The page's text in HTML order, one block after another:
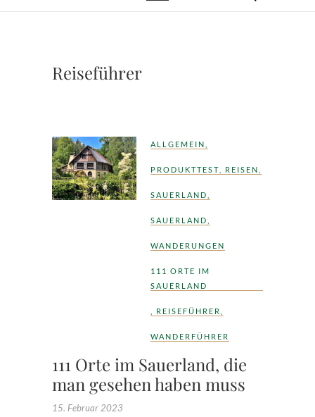
Reiseführer
ALLGEMEIN
PRODUKTTEST REISEN
SAUERLAND
SAUERLAND
WANDERUNGEN
111 ORTE IM
SAUERLAND
REISEFÜHRER
WANDERFÜHRER
111 Orte im Sauerland, die
man gesehen haben muss
15. Februar 2023